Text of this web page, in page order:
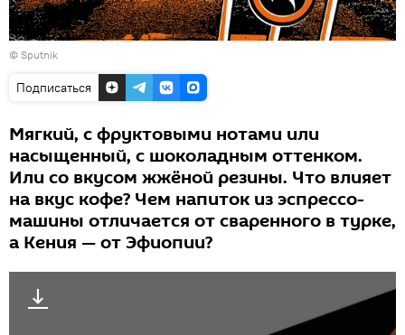
© Sputnik
Подписаться
Мягкий, с фруктовыми нотами или
насыщенный, с шоколадным оттенком.
Или со вкусом жжёной резины. Что влияет
на вкус кофе? Чем напиток из эспрессо-
машины отличается от сваренного в турке,
а Кения — от Эфиопии?